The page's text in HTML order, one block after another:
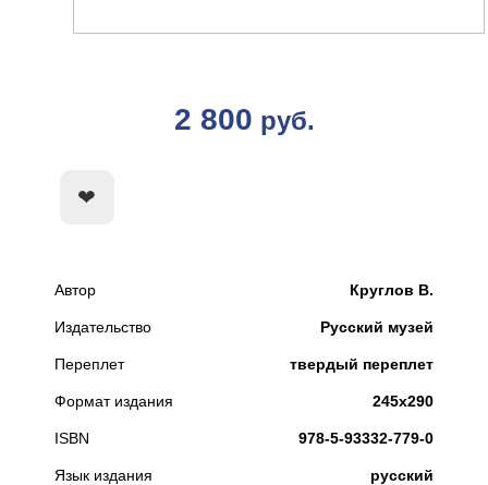
2 800 руб.
Автор Круглов В.
Издательство Русский музей
Переплет твердый переплет
Формат издания 245х290
ISBN 978-5-93332-779-0
Язык издания русский